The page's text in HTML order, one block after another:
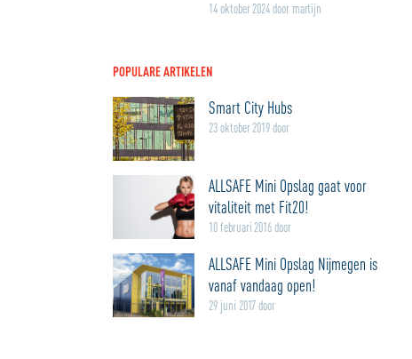
14 oktober 2024 door martijn
POPULARE ARTIKELEN
Smart City Hubs
23 oktober 2019 door
ALLSAFE Mini Opslag gaat voor
vitaliteit met Fit20!
10 februari 2016 door
ALLSAFE Mini Opslag Nijmegen is
vanaf vandaag open!
29 juni 2017 door